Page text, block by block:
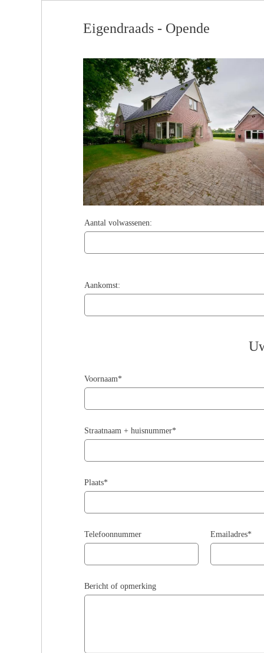
Eigendraads - Opende
Aantal volwassenen:
Aankomst:
Voornaam*
Straatnaam + huisnummer*
Plaats*
Telefoonnummer Emailadres*
Bericht of opmerking